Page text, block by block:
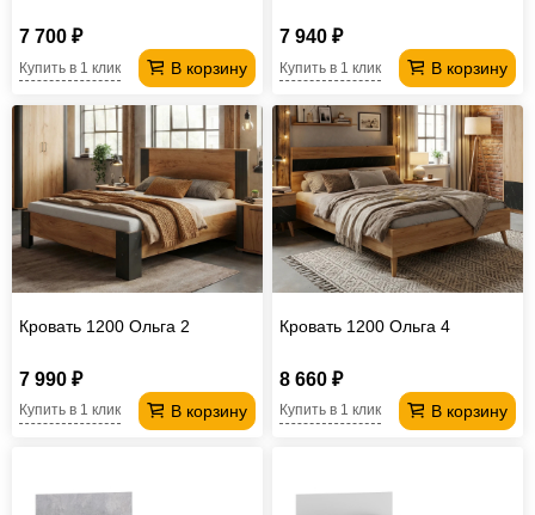
7 700 ₽
В корзину
Купить в 1 клик
7 940 ₽
В корзину
Купить в 1 клик
Кровать 1200 Ольга 2
7 990 ₽
В корзину
Купить в 1 клик
Кровать 1200 Ольга 4
8 660 ₽
В корзину
Купить в 1 клик